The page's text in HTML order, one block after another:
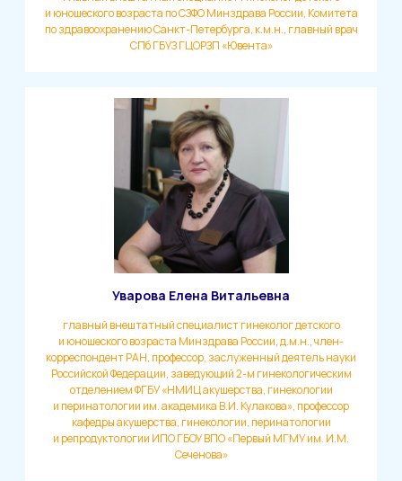
и юношеского возраста по СЗФО Минздрава России, Комитета
по здравоохранению Санкт-Петербурга, к.м.н., главный врач
СПб ГБУЗ ГЦОРЗП «Ювента»
Уварова Елена Витальевна
главный внештатный специалист гинеколог детского
и юношеского возраста Минздрава России, д.м.н., член-
корреспондент РАН, профессор, заслуженный деятель науки
Российской Федерации, заведующий 2-м гинекологическим
отделением ФГБУ «НМИЦ акушерства, гинекологии
и перинатологии им. академика В.И. Кулакова», профессор
кафедры акушерства, гинекологии, перинатологии
и репродуктологии ИПО ГБОУ ВПО «Первый МГМУ им. И.М.
Сеченова»